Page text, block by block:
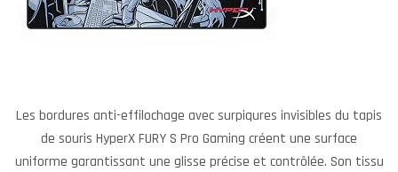
Les bordures anti-effilochage avec surpiqures invisibles du tapis
de souris HyperX FURY S Pro Gaming créent une surface
uniforme garantissant une glisse précise et contrôlée. Son tissu